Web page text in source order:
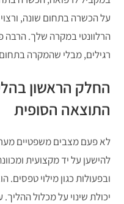
על הכשרה בתחום שונה,
הרלוונטי במקרה שלך. הרבה
רגילים, מבלי שהמקרה
החלק הראשון
התוצאה הסופית
לא פעם מצבים משפטיים
להישען על יד מקצועית
ובפעולות כגון מילוי טפסים.
יכולת שינוי על מכלול